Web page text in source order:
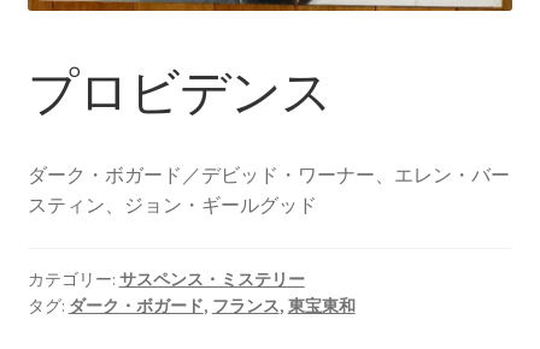
プロビデンス
ダーク・ボガード／デビッド・ワーナー、エレン・バー
スティン、ジョン・ギールグッド
カテゴリー: サスペンス・ミステリー
タグ: ダーク・ボガード, フランス, 東宝東和